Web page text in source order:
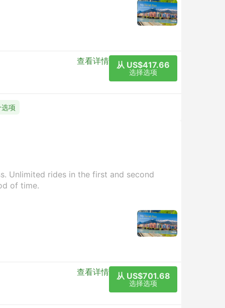
查看详情 从 US$417.66
选择选项
项
Unlimited rides in the first and second
of time.
查看详情 从 US$701.68
选择选项